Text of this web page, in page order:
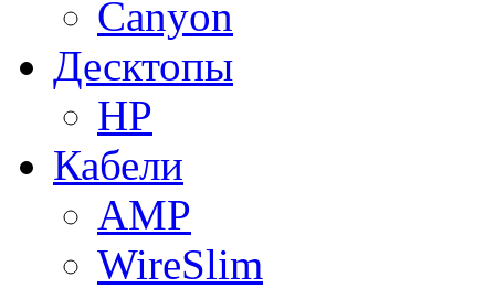
Canyon
Десктопы
HP
Кабели
AMP
WireSlim